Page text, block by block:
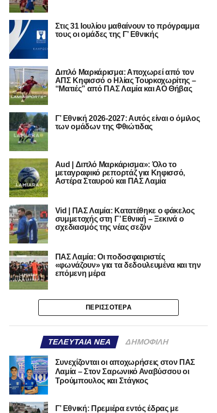
Στις 31 Ιουλίου μαθαίνουν το πρόγραμμα
τους οι ομάδες της Γ’ Εθνικής
Διπλό Μαρκάρισμα: Αποχωρεί από τον
ΑΠΣ Κηφισσό ο Ηλίας Τουρκοχωρίτης –
“Ματιές” από ΠΑΣ Λαμία και ΑΟ Θήβας
Γ’ Εθνική 2026-2027: Αυτός είναι ο όμιλος
των ομάδων της Φθιώτιδας
Aud | Διπλό Μαρκάρισμα»: Όλο το
μεταγραφικό ρεπορτάζ για Κηφισσό,
Αστέρα Σταυρού και ΠΑΣ Λαμία
Vid | ΠΑΣ Λαμία: Κατατέθηκε ο φάκελος
συμμετοχής στη Γ’ Εθνική – Ξεκινά ο
σχεδιασμός της νέας σεζόν
ΠΑΣ Λαμία: Οι ποδοσφαιριστές
«φωνάζουν» για τα δεδουλευμένα και την
επόμενη μέρα
ΠΕΡΙΣΣΌΤΕΡΑ
ΤΕΛΕΥΤΑΊΑ ΝΈΑ ΔΗΜΟΦΙΛΉ
Συνεχίζονται οι αποχωρήσεις στον ΠΑΣ
Λαμία – Στον Σαρωνικό Αναβύσσου οι
Τρούμπουλος και Στάγκος
Γ’ Εθνική: Πρεμιέρα εντός έδρας με